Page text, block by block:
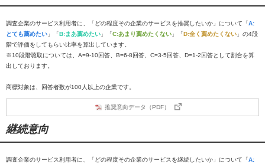
調査企業のサービス利用者に、「どの程度その企業のサービスを推奨したいか」について「A:
とても薦めたい 」「B:まあ薦めたい 」「C:あまり薦めたくない 」「D:全く薦めたくない 」の4段
階で評価をしてもらい比率を算出しています。
※10段階聴取については、A=9-10回答、B=6-8回答、C=3-5回答、D=1-2回答として割合を算
出しております。
商標対象は、回答者数が100人以上の企業です。
推奨意向データ（PDF）
継続意向
調査企業のサービス利用者に、「どの程度その企業のサービスを継続したいか」について「A: